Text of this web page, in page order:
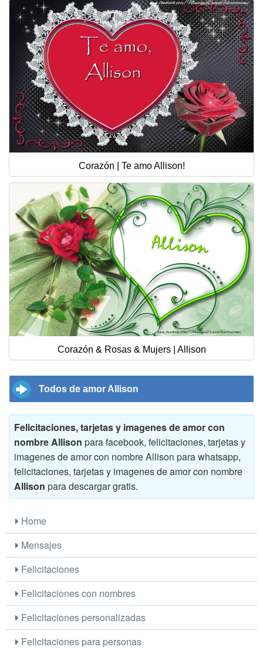
Corazón | Te amo Allison!
Corazón & Rosas & Mujers | Allison
Todos de amor Allison
Felicitaciones, tarjetas y imagenes de amor con
nombre Allison para facebook, felicitaciones, tarjetas y
imagenes de amor con nombre Allison para whatsapp,
felicitaciones, tarjetas y imagenes de amor con nombre
Allison para descargar gratis.
Home
Mensajes
Felicitaciones
Felicitaciones con nombres
Felicitaciones personalizadas
Felicitaciones para personas